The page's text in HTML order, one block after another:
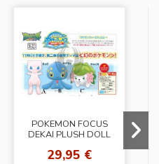
POKEMON FOCUS
DEKAI PLUSH DOLL
29,95 €